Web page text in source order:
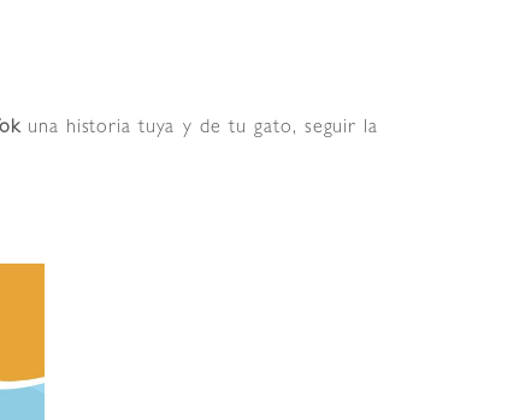
una historia tuya y de tu gato, seguir la